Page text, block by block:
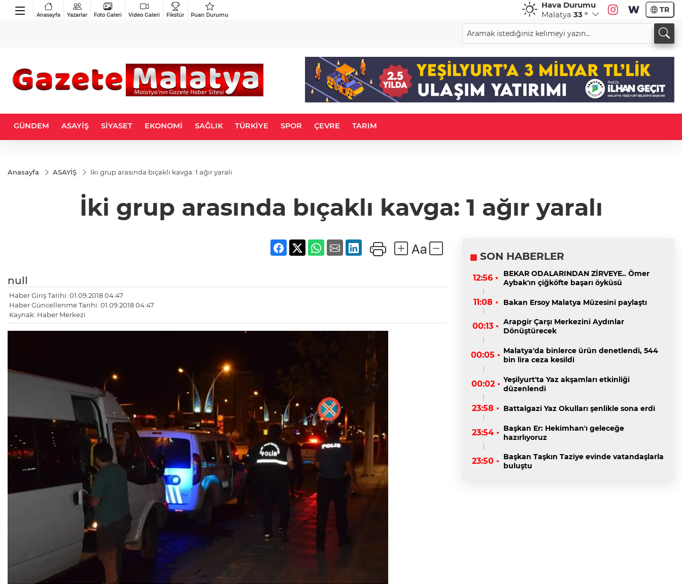
Anasayfa Yazarlar Foto Galeri Video Galeri Fikstür Puan Durumu
Hava Durumu
Malatya 33 ° TR
GÜNDEM ASAYİŞ SİYASET EKONOMİ SAĞLIK TÜRKİYE SPOR ÇEVRE TARIM
Anasayfa ASAYİŞ İki grup arasında bıçaklı kavga: 1 ağır yaralı
İki grup arasında bıçaklı kavga: 1 ağır yaralı
null
Haber Giriş Tarihi: 01.09.2018 04:47
Haber Güncellenme Tarihi: 01.09.2018 04:47
Kaynak: Haber Merkezi
SON HABERLER
12:56 •
BEKAR ODALARINDAN ZİRVEYE.. Ömer
Aybak'ın çiğköfte başarı öyküsü
11:08 • Bakan Ersoy Malatya Müzesini paylaştı
00:13 • Arapgir Çarşı Merkezini Aydınlar
Dönüştürecek
00:05 • Malatya'da binlerce ürün denetlendi, 544
bin lira ceza kesildi
00:02 • Yeşilyurt'ta Yaz akşamları etkinliği
düzenlendi
23:58 • Battalgazi Yaz Okulları şenlikle sona erdi
23:54 • Başkan Er: Hekimhan'ı geleceğe
hazırlıyoruz
23:50 • Başkan Taşkın Taziye evinde vatandaşlarla
buluştu